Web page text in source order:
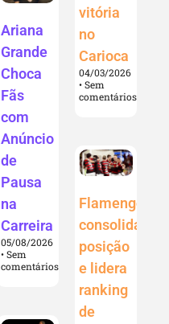
Ariana
Grande
Choca
Fãs
com
Anúncio
de
Pausa
na
Carreira
05/08/2026
Sem
comentários
vitória
no
Carioca
04/03/2026
Sem
comentários
Flamengo
consolida
posição
e lidera
ranking
de